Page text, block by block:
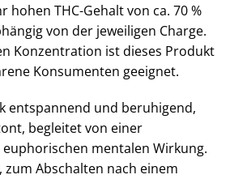
hohen THC-Gehalt von ca. 70 %
von der jeweiligen Charge.
Konzentration ist dieses Produkt
Konsumenten geeignet.
entspannend und beruhigend,
begleitet von einer
mentalen Wirkung.
zum Abschalten nach einem